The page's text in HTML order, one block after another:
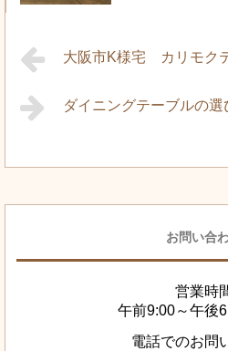
大阪市K様宅 カリモク
ダイニングテーブルの
お問い合
営業時
午前9:00～午後
電話でのお問